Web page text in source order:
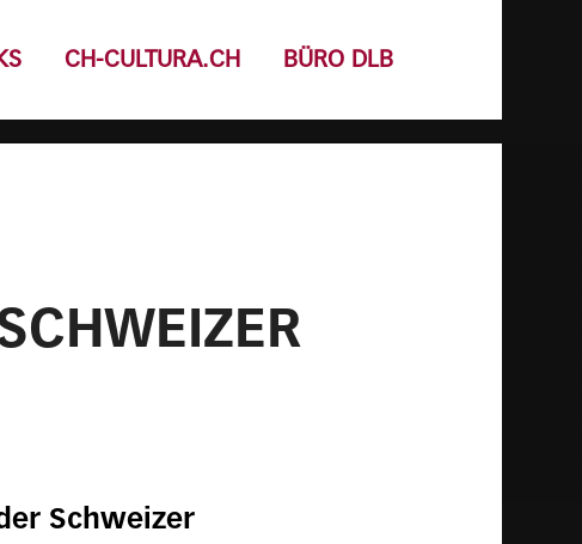
CH-CULTURA.CH BÜRO DLB
Schweizer